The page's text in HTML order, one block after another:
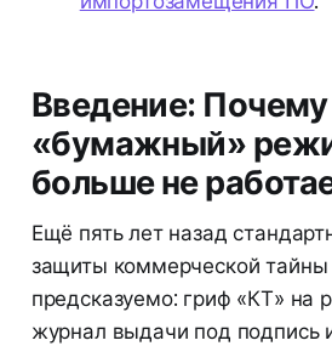
Введение: Почему
«бумажный»
больше не
Ещё пять лет назад
защиты коммерческой
предсказуемо: гриф «КТ» на
журнал выдачи под подпись